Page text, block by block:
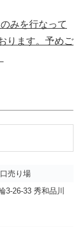
みを行なって
ります。予めご
売り場
3-26-33 秀和品川